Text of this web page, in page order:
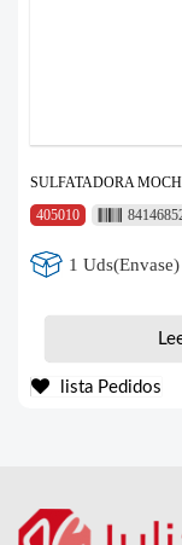
SULFATADORA
405010
1 Uds(Envase)
lista Pedidos